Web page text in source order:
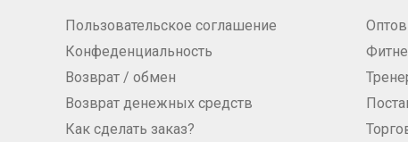
Пользовательское соглашение
Конфеденциальность
Возврат / обмен
Возврат денежных средств
Как сделать заказ?